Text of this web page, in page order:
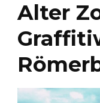
Alter